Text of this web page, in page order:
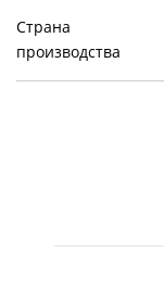
Страна
производства